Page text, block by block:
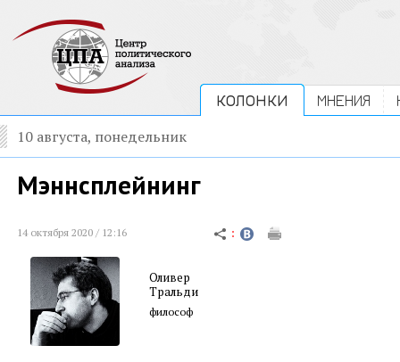
КОЛОНКИ МНЕНИЯ
10 августа, понедельник
Мэннсплейнинг
14 октября 2020 / 12:16
Оливер
Тральди
философ